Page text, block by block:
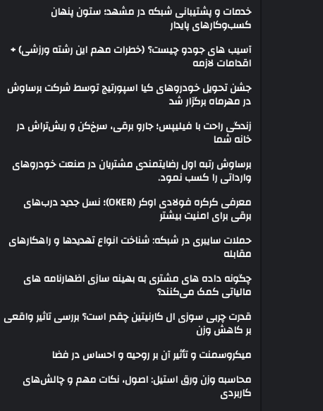
خدمات و پشتیبانی شبکه در مشهد؛ ستون پنهان
کسب‌وکارهای پایدار
آسیب های جودو چیست؟ (خطرات مهم این رشته ورزشی) +
اقدامات لازمه
جشن تحویل خودروهای کیا اسپورتیج توسط شرکت برساوش
در مهرماه برگزار شد
زندگی راحت با فیلیپس؛ جارو برقی، سرخ‌کن و ریش‌تراش در
خانه شما
برساوش رتبه اول رضایتمندی مشتریان در صنعت خودروهای
وارداتی را کسب نمود.
معرفی کرکره فولادی اوکر (OKER)؛ نسل جدید درب‌های
برقی برای امنیت بیشتر
حملات سایبری در شبکه: شناخت انواع تهدیدها و راهکارهای
مقابله
چگونه داده های مشتری به بهینه سازی اظهارنامه های
مالیاتی کمک می‌کنند؟
قدرت چربی سوزی ال کارنیتین چقدر است؟ بررسی تاثیر واقعی
بر کاهش وزن
میکروسمنت و تأثیر آن بر روحیه و احساس در فضا
محاسبه وزن ورق استیل: اصول، نکات مهم و چالش‌های
کاربردی